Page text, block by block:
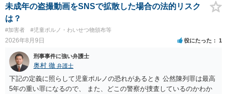
等が検討されます。 罪名によって、会社PCの押収の可能性も変わって
くるでしょう。 一般論としては、 所持罪だけであれば、 弁護士に相
談した上で、実際に使った端末を持って、警察相談に出向いておけば
会社PCまでは押収されないと思います。 不同意わいせつ罪（176条3
項）になると、 自首したとしても、自宅等の捜索差押等が行われる可
能性があります
未成年の盗撮動画をSNSで拡散した場合の法的リスク
は？
#加害者 #児童ポルノ・わいせつ物頒布等
2026年8月9日 役にたった 1
刑事事件に強い弁護士
奥村 徹 弁護士
下記の定義に照らして児童ポルノの恐れがあるとき 公然陳列罪は最高
5年の重い罪になるので、 また、どこの警察が捜査しているのかわか